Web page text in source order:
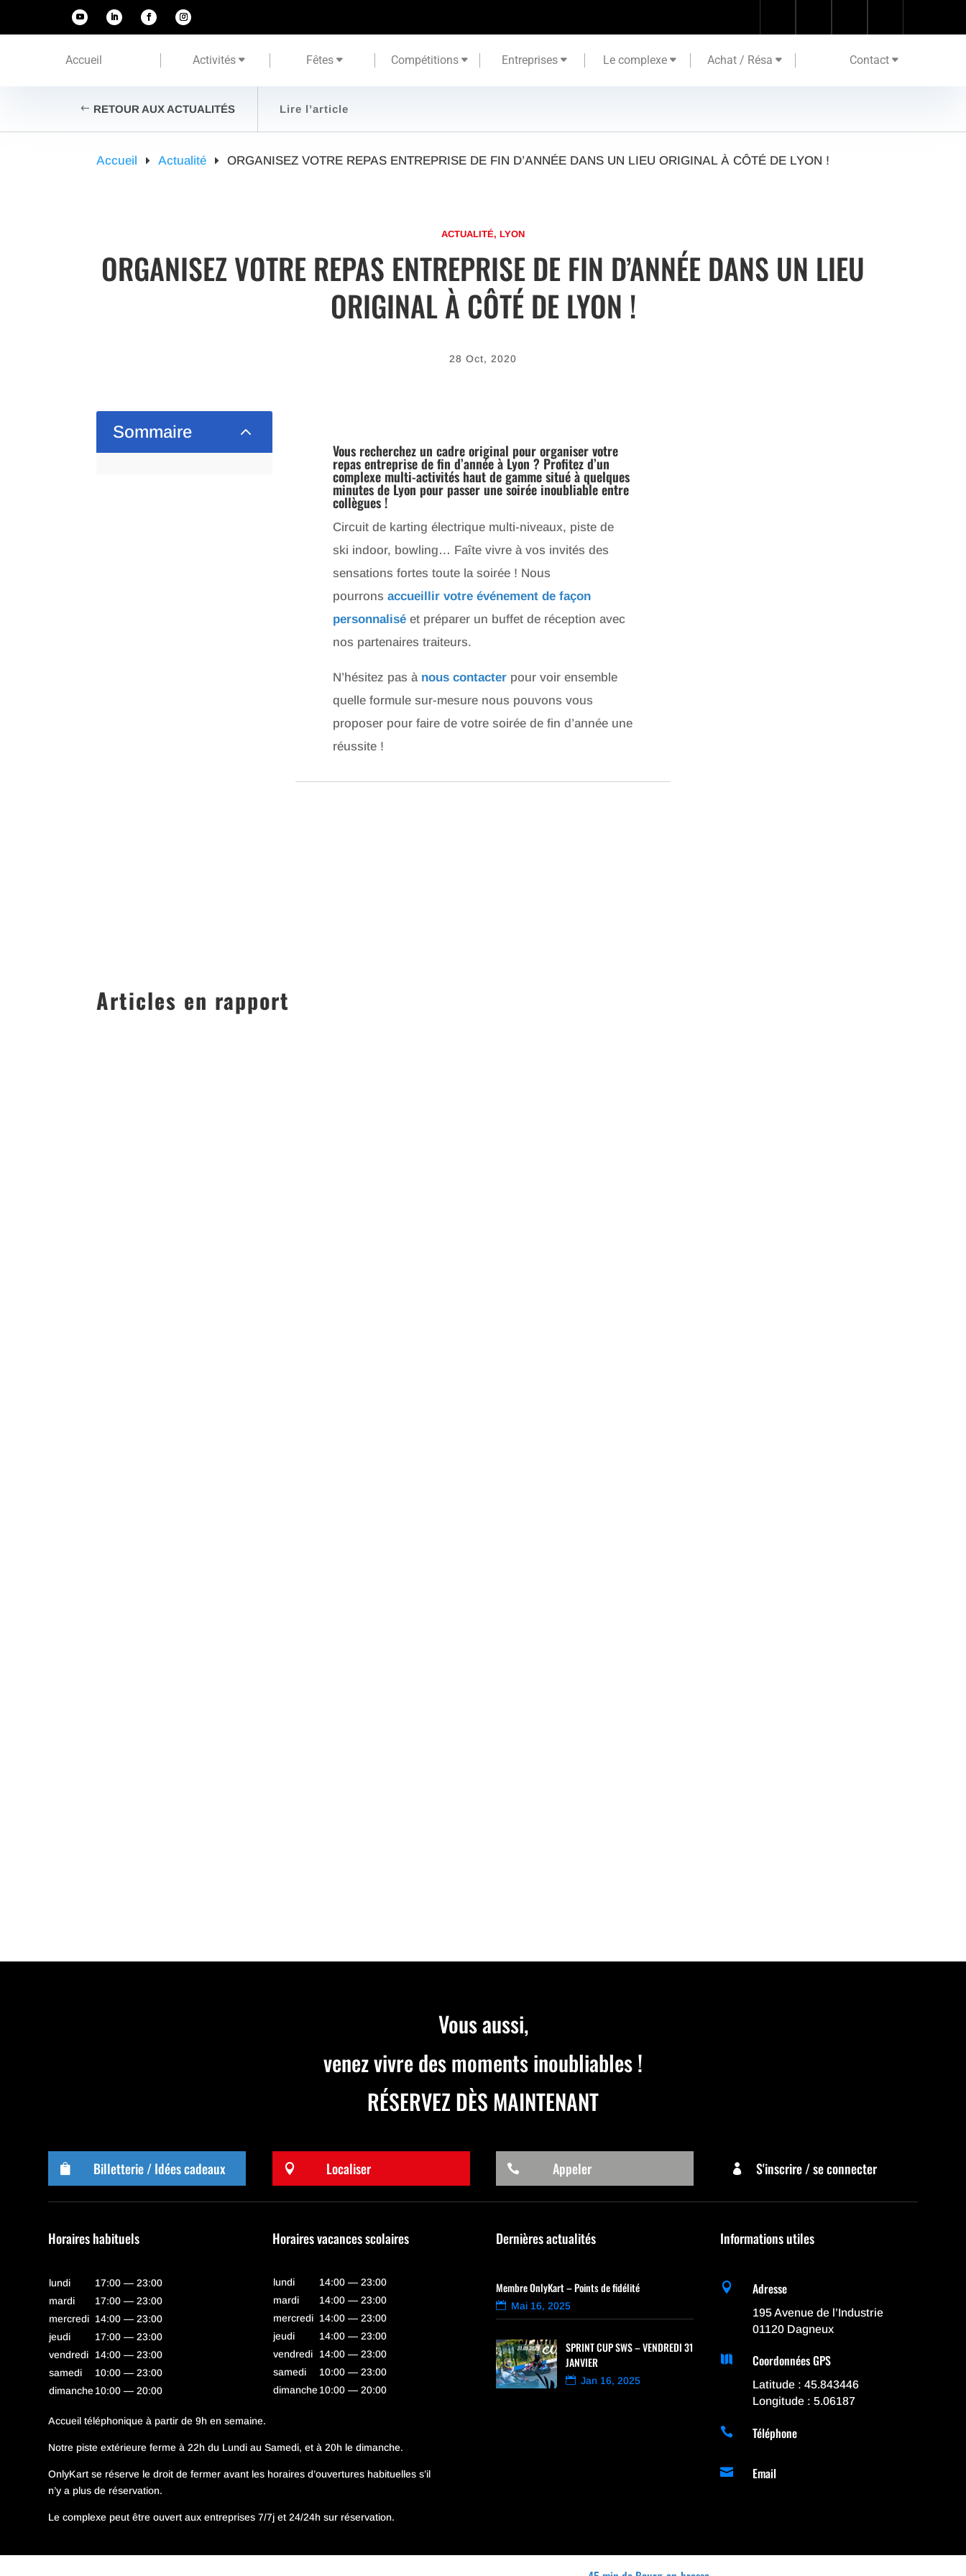
Accueil Activités Fêtes Compétitions Entreprises Le complexe Achat / Résa Contact
RETOUR AUX ACTUALITÉS Lire l’article
Accueil Actualité ORGANISEZ VOTRE REPAS ENTREPRISE DE FIN D’ANNÉE DANS UN LIEU ORIGINAL À CÔTÉ DE LYON !
ACTUALITÉ, LYON
ORGANISEZ VOTRE REPAS ENTREPRISE DE FIN D’ANNÉE DANS UN LIEU
ORIGINAL À CÔTÉ DE LYON !
28 Oct, 2020
Sommaire 2
Vous recherchez un cadre original pour organiser votre
repas entreprise de fin d’année à Lyon ? Profitez d’un
complexe multi-activités haut de gamme situé à quelques
minutes de Lyon pour passer une soirée inoubliable entre
collègues !
Circuit de karting électrique multi-niveaux, piste de
ski indoor, bowling… Faîte vivre à vos invités des
sensations fortes toute la soirée ! Nous
pourronsaccueillir votre événement de façon
personnalisé et préparer un buffet de réception avec
nos partenaires traiteurs.
N’hésitez pas à nous contacter pour voir ensemble
quelle formule sur-mesure nous pouvons vous
proposer pour faire de votre soirée de fin d’année une
réussite !
Articles en rapport
Vous aussi,
venez vivre des moments inoubliables !
RÉSERVEZ DÈS MAINTENANT
 Billetterie / Idées cadeaux  Localiser  Appeler  S'inscrire / se connecter
Horaires habituels
lundi
17:00 — 23:00
mardi
17:00 — 23:00
mercredi 14:00 — 23:00
jeudi
17:00 — 23:00
vendredi
14:00 — 23:00
samedi
10:00 — 23:00
dimanche10:00 — 20:00
Accueil téléphonique à partir de 9h en semaine.
Notre piste extérieure ferme à 22h du Lundi au Samedi, et à 20h le dimanche.
OnlyKart se réserve le droit de fermer avant les horaires d’ouvertures habituelles s’il
n’y a plus de réservation.
Le complexe peut être ouvert aux entreprises 7/7j et 24/24h sur réservation.
Horaires vacances scolaires
lundi
14:00 — 23:00
mardi
14:00 — 23:00
mercredi 14:00 — 23:00
jeudi
14:00 — 23:00
vendredi
14:00 — 23:00
samedi
10:00 — 23:00
dimanche 10:00 — 20:00
Dernières actualités
Membre OnlyKart – Points de fidélité
Mai 16, 2025
SPRINT CUP SWS – VENDREDI 31
JANVIER
Jan 16, 2025
Informations utiles
 Adresse
195 Avenue de l’Industrie
01120 Dagneux
 Coordonnées GPS
Latitude : 45.843446
Longitude : 5.06187
 Téléphone
 Email